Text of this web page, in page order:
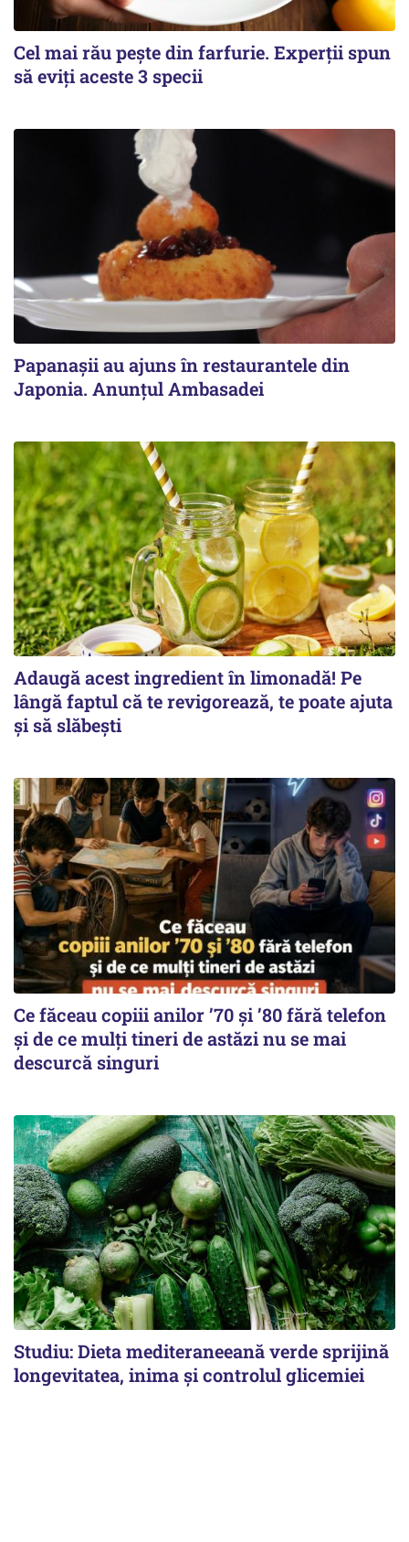
Cel mai rău pește din farfurie. Experții spun
să eviți aceste 3 specii
Papanașii au ajuns în restaurantele din
Japonia. Anunțul Ambasadei
Adaugă acest ingredient în limonadă! Pe
lângă faptul că te revigorează, te poate ajuta
și să slăbești
Ce făceau copiii anilor ’70 și ’80 fără telefon
și de ce mulți tineri de astăzi nu se mai
descurcă singuri
Studiu: Dieta mediteraneeană verde sprijină
longevitatea, inima și controlul glicemiei